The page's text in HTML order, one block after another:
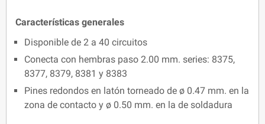
Características generales
Disponible de 2 a 40 circuitos
Conecta con hembras paso 2.00 mm. series: 8375,
8377, 8379, 8381 y 8383
Pines redondos en latón torneado de ø 0.47 mm. en la
zona de contacto y ø 0.50 mm. en la de soldadura